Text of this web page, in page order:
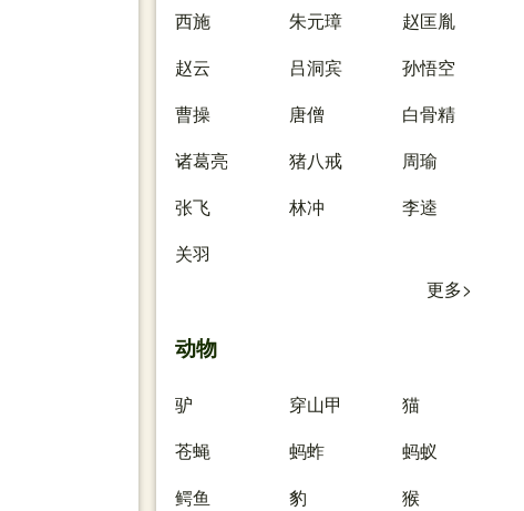
西施 朱元璋
赵匡胤
赵云
吕洞宾
孙悟空
曹操
唐僧
白骨精
诸葛亮
猪八戒
周瑜
张飞
林冲
李逵
关羽
更多>
动物
驴 穿山甲
猫
苍蝇
蚂蚱
蚂蚁
鳄鱼
豹
猴